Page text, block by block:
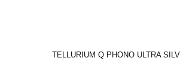
TELLURIUM Q PHONO ULTRA